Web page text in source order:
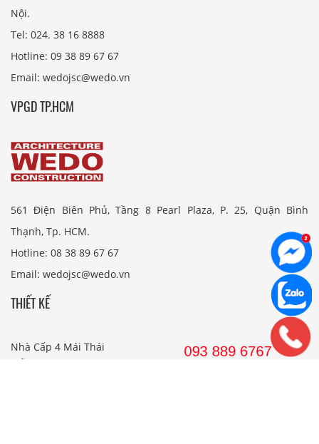
Nội.
Tel: 024. 38 16 8888
Hotline: 09 38 89 67 67
Email: wedojsc@wedo.vn
VPGD TP.HCM
561 Điện Biên Phủ, Tầng 8 Pearl Plaza, P. 25, Quận Bình
Thạnh, Tp. HCM.
Hotline: 08 38 89 67 67
Email: wedojsc@wedo.vn
THIẾT KẾ
Nhà Cấp 4 Mái Thái
Mẫu Nhà Cấp 4 Có Gác Lửng